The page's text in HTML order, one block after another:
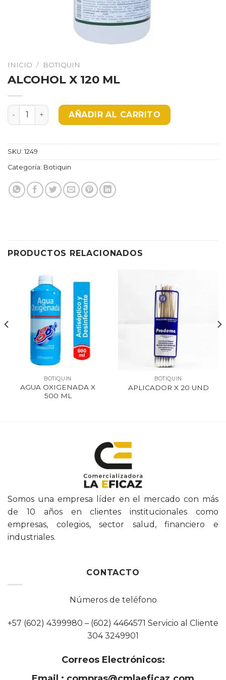
INICIO / BOTIQUIN
ALCOHOL X 120 ML
ALCOHOL X 120 ML cantidadAÑADIR AL CARRITO
SKU: 1249
Categoría: Botiquin
PRODUCTOS RELACIONADOS
BOTIQUIN
AGUA OXIGENADA X
500 ML
BOTIQUIN
APLICADOR X 20 UND
Somos una empresa líder en el mercado con más
de 10 años en clientes institucionales como
empresas, colegios, sector salud, financiero e
industriales.
CONTACTO
Números de teléfono
+57 (602) 4399980 – (602) 4464571 Servicio al Cliente
304 3249901
Correos Electrónicos: